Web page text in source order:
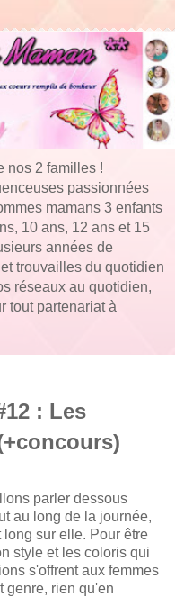
nos 2 familles !
passionnées
mamans 3 enfants
10 ans, 12 ans et 15
années de
trouvailles du quotidien
réseaux au quotidien,
tout partenariat à
: Les
parler dessous
au long de la journée,
long sur elle. Pour être
style et les coloris qui
s'offrent aux femmes
genre, rien qu'en